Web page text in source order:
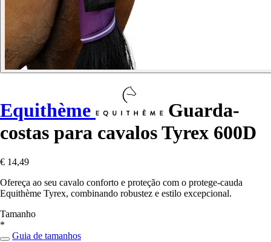
Equithème
Guarda-
costas para cavalos Tyrex 600D
€ 14,49
Ofereça ao seu cavalo conforto e proteção com o protege-cauda
Equithème Tyrex, combinando robustez e estilo excepcional.
Tamanho
*
Guia de tamanhos